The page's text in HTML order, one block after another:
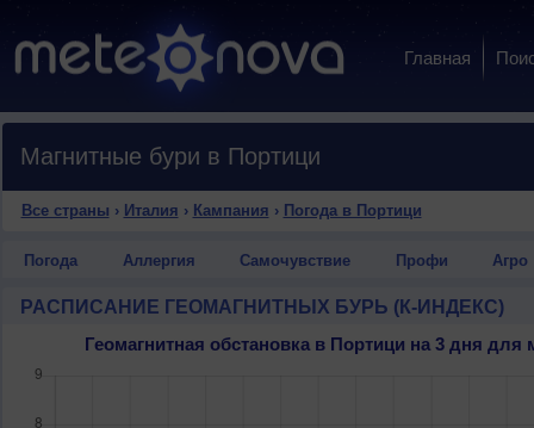
Главная
Магнитные бури в Портици
Все страны › Италия › Кампания › Погода в Портици
Погода Аллергия Самочувствие Профи Агро
РАСПИСАНИЕ ГЕОМАГНИТНЫХ БУРЬ (К-ИНДЕКС)
Геомагнитная обстановка в Портици на 3 дня